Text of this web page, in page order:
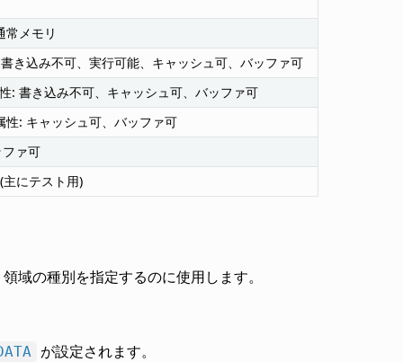
常メモリ
き込み不可、実行可能、キャッシュ可、バッファ可
: 書き込み不可、キャッシュ可、バッファ可
性: キャッシュ可、バッファ可
ァ可
にテスト用)
域の種別を指定するのに使用します。
が設定されます。